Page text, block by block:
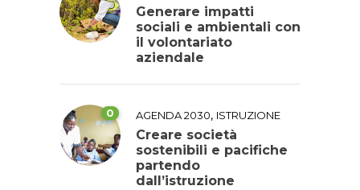
Generare impatti
sociali e ambientali con
il volontariato
aziendale
0 AGENDA 2030, ISTRUZIONE
Creare società
sostenibili e pacifiche
partendo
dall’istruzione